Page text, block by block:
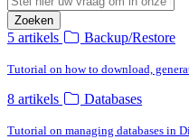
Zoeken
5 artikels Backup/Restore
Tutorial on how to download,
8 artikels Databases
Tutorial on managing databases in